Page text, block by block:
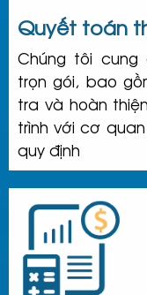
Quyết toán
Chúng tôi
trọn gói, bao
tra và hoàn
trình với cơ
quy định